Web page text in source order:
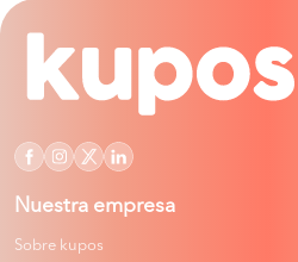
Nuestra empresa
Sobre kupos